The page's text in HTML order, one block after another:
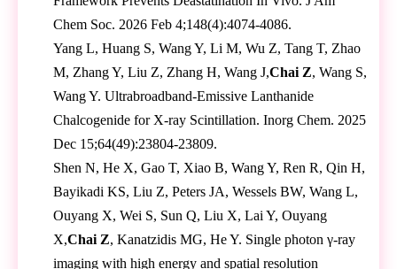
Chem Soc. 2026 Feb 4;148(4):4074-4086.
Yang L, Huang S, Wang Y, Li M, Wu Z, Tang T, Zhao
M, Zhang Y, Liu Z, Zhang H, Wang J,Chai Z, Wang S,
Wang Y. Ultrabroadband-Emissive Lanthanide
Chalcogenide for X-ray Scintillation. Inorg Chem. 2025
Dec 15;64(49):23804-23809.
Shen N, He X, Gao T, Xiao B, Wang Y, Ren R, Qin H,
Bayikadi KS, Liu Z, Peters JA, Wessels BW, Wang L,
Ouyang X, Wei S, Sun Q, Liu X, Lai Y, Ouyang
X,Chai Z, Kanatzidis MG, He Y. Single photon γ-ray
imaging with high energy and spatial resolution